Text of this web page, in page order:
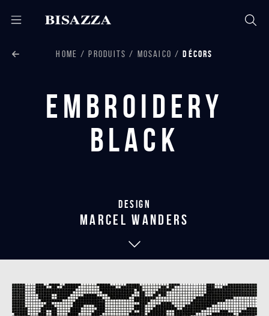
HOME PRODUITS MOSAICO DÉCORS
Embroidery
Black
Design
marcel wanders